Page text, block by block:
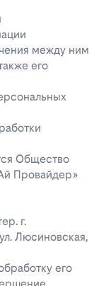
между ним
его
Общество
Провайдер»
г.
Люсиновская,
его